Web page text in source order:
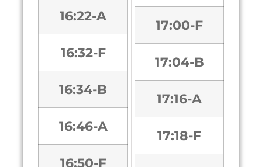
16:22-A
16:32-F
16:34-B
16:46-A
16:50-F
17:00-F
17:04-B
17:16-A
17:18-F